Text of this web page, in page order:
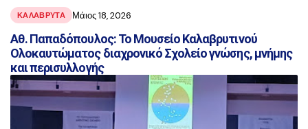
ΚΑΛΑΒΡΥΤΑ Μάιος 18, 2026
Αθ. Παπαδόπουλος: Το Μουσείο Καλαβρυτινού
Ολοκαυτώματος διαχρονικό Σχολείο γνώσης, μνήμης
και περισυλλογής